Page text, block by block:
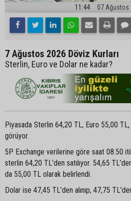
11:44 07 Ağustos
7 Ağustos 2026 Döviz Kurları
Sterlin, Euro ve Dolar ne kadar?
Piyasada Sterlin 64,20 TL, Euro 55,00
görüyor.
5P Exchange verilerine göre saat 08.50
sterlin 64,20 TL’den satılıyor. 54,65
da 55,00 TL olarak belirlendi.
Dolar ise 47,45 TL’den alınıp, 47,75